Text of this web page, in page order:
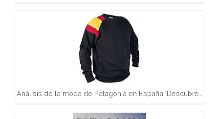
Análisis de la moda de Patagonia en España: Descubre…